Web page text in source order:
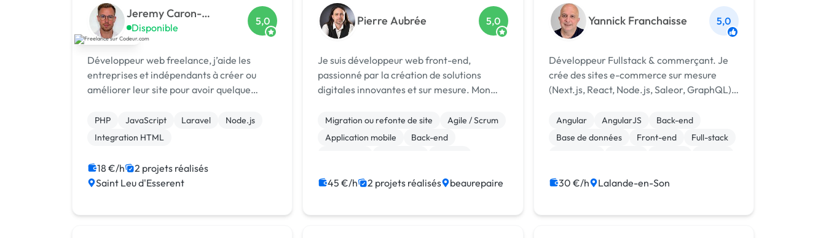
Jeremy Caron-
Labalette
Disponible
5,0
Développeur web freelance, j’aide les
entreprises et indépendants à créer ou
améliorer leur site pour avoir quelque
PHP JavaScript Laravel
Node.js
Integration HTML
18 €/h
2 projets réalisés
Saint Leu d'Esserent
Pierre Aubrée 5,0
Je suis développeur web front-end,
passionné par la création de solutions
digitales innovantes et sur mesure. Mon
combinée à mes compétences en design et
développement back-end, me permet de
Migration ou refonte de site
Agile / Scrum
Application mobile
Back-end
CSS, HTML, XML
45 €/h 2 projets réalisés beaurepaire
Yannick Franchaisse 5,0
Développeur Fullstack & commerçant. Je
crée des sites e-commerce sur mesure
(Next.js, React, Node.js, Saleor, GraphQL).
besoins avant de coder.
Angular AngularJS
Back-end
Base de données
Front-end
Full-stack
30 €/h Lalande-en-Son